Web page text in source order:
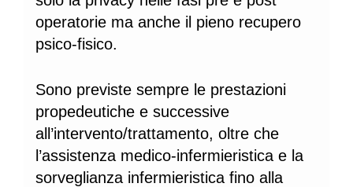
operatorie ma anche il pieno recupero
psico-fisico.
Sono previste sempre le prestazioni
propedeutiche e successive
all’intervento/trattamento, oltre che
l’assistenza medico-infermieristica e la
sorveglianza infermieristica fino alla